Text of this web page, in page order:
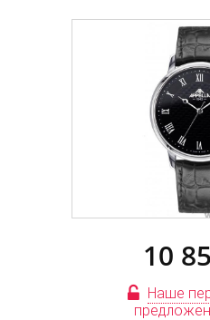
10
Наше